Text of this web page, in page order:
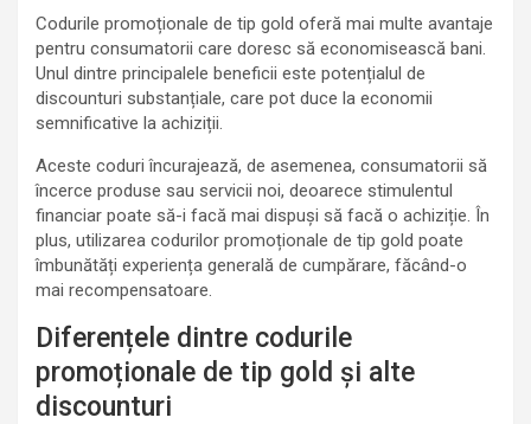
Codurile promoționale de tip gold oferă mai multe avantaje
pentru consumatorii care doresc să economisească bani.
Unul dintre principalele beneficii este potențialul de
discounturi substanțiale, care pot duce la economii
semnificative la achiziții.
Aceste coduri încurajează, de asemenea, consumatorii să
încerce produse sau servicii noi, deoarece stimulentul
financiar poate să-i facă mai dispuși să facă o achiziție. În
plus, utilizarea codurilor promoționale de tip gold poate
îmbunătăți experiența generală de cumpărare, făcând-o
mai recompensatoare.
Diferențele dintre codurile
promoționale de tip gold și alte
discounturi